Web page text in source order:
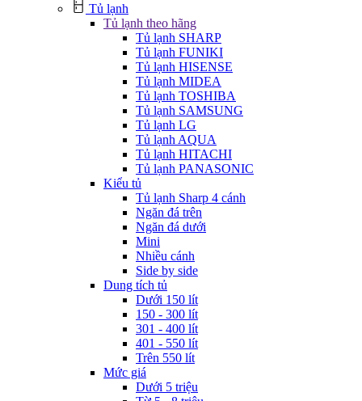
Tủ lạnh
Tủ lạnh theo hãng
Tủ lạnh SHARP
Tủ lạnh FUNIKI
Tủ lạnh HISENSE
Tủ lạnh MIDEA
Tủ lạnh TOSHIBA
Tủ lạnh SAMSUNG
Tủ lạnh LG
Tủ lạnh AQUA
Tủ lạnh HITACHI
Tủ lạnh PANASONIC
Kiểu tủ
Tủ lạnh Sharp 4 cánh
Ngăn đá trên
Ngăn đá dưới
Mini
Nhiều cánh
Side by side
Dung tích tủ
Dưới 150 lít
150 - 300 lít
301 - 400 lít
401 - 550 lít
Trên 550 lít
Mức giá
Dưới 5 triệu